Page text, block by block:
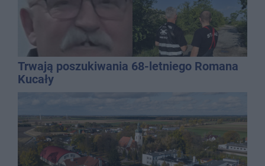
Trwają poszukiwania 68-letniego Romana
Kucały